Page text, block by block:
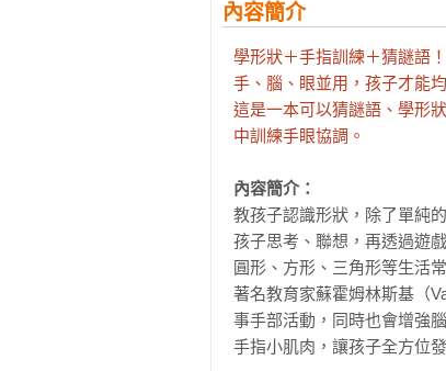
內容簡介
學形狀＋手指訓練＋猜謎語！
手、腦、眼並用，孩子才能
這是一本可以猜謎語、學形
中訓練手眼協調。
內容簡介：
教孩子認識形狀，除了單純
孩子思考、聯想，再透過遊
圓形、方形、三角形等生活
著名教育家蘇霍姆林斯基（
事手部活動，同時也會增強
手指小肌肉，讓孩子全方位發